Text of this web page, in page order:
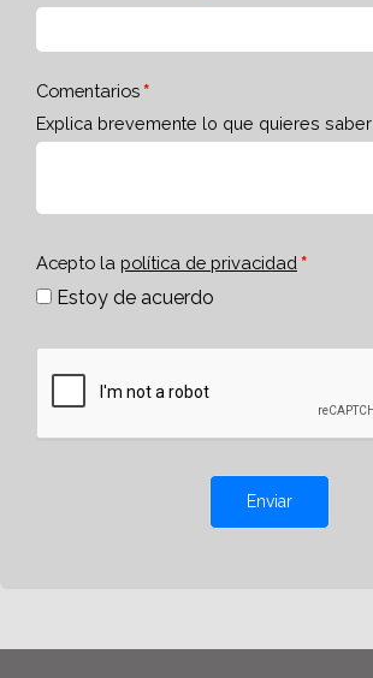
Comentarios
Explica brevemente lo que quieres saber
Acepto la política de privacidad
Estoy de acuerdo
Enviar